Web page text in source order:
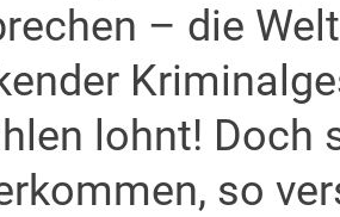
– die
lohnt! Doch
so